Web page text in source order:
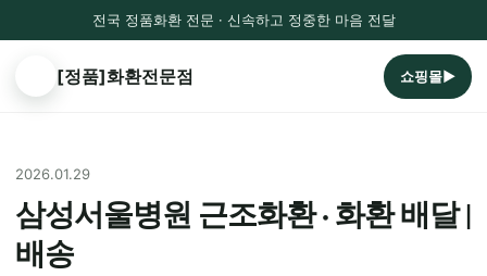
전국 정품화환 전문 · 신속하고 정중한 마음 전달
[정품]화환전문점 쇼핑몰▶
2026.01.29
삼성서울병원 근조화환 · 화환 배달 |
배송